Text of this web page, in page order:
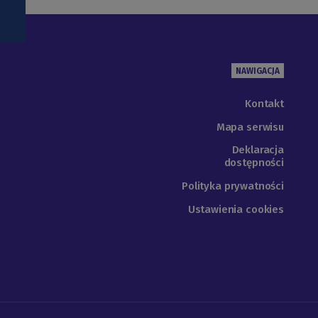
NAWIGACJA
Kontakt
Mapa serwisu
Deklaracja
dostępności
Polityka prywatności
Ustawienia cookies